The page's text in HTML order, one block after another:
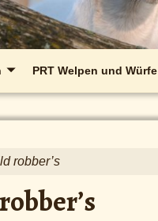
PRT Welpen und Würfe
robber’s